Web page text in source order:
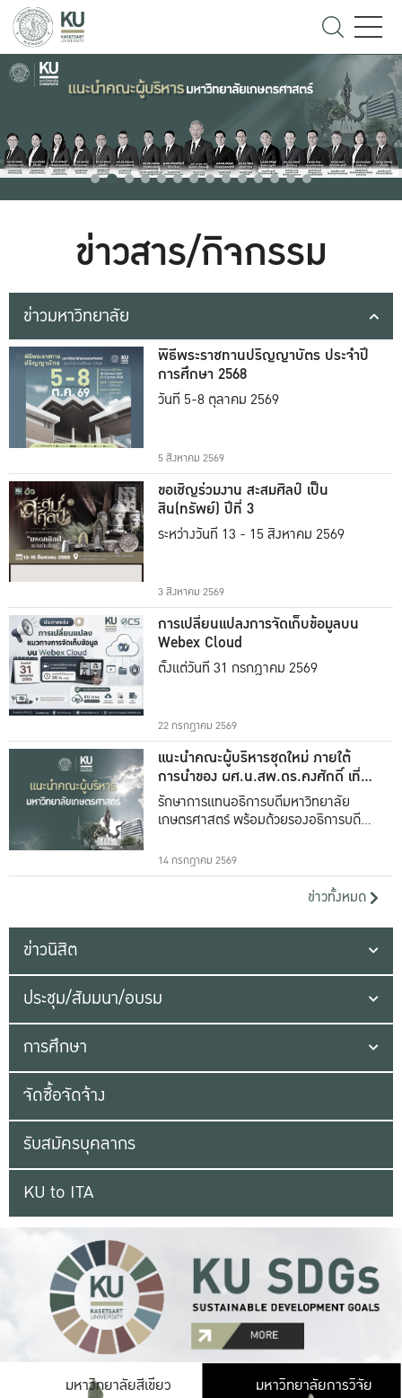
ข่าวสาร/กิจกรรม
ข่าวมหาวิทยาลัย
พิธีพระราชทานปริญญาบัตร ประจำปี
การศึกษา 2568
วันที่ 5-8 ตุลาคม 2569
5 สิงหาคม 2569
ขอเชิญร่วมงาน สะสมศิลป์ เป็น
สิน(ทรัพย์) ปีที่ 3
ระหว่างวันที่ 13 - 15 สิงหาคม 2569
3 สิงหาคม 2569
การเปลี่ยนแปลงการจัดเก็บข้อมูลบน
Webex Cloud
ตั้งแต่วันที่ 31 กรกฎาคม 2569
22 กรกฎาคม 2569
แนะนำคณะผู้บริหารชุดใหม่ ภายใต้
การนำของ ผศ.น.สพ.ดร.คงศักดิ์ เที่ยง
ธรรม
รักษาการแทนอธิการบดีมหาวิทยาลัย
เกษตรศาสตร์ พร้อมด้วยรองอธิการบดีทั้ง
14 กรกฎาคม 2569
ข่าวทั้งหมด
ข่าวนิสิต
ประชุม/สัมมนา/อบรม
การศึกษา
จัดซื้อจัดจ้าง
รับสมัครบุคลากร
KU to ITA
มหาวิทยาลัยสีเขียว มหาวิ
มหาวิทยาลัยการวิจัย